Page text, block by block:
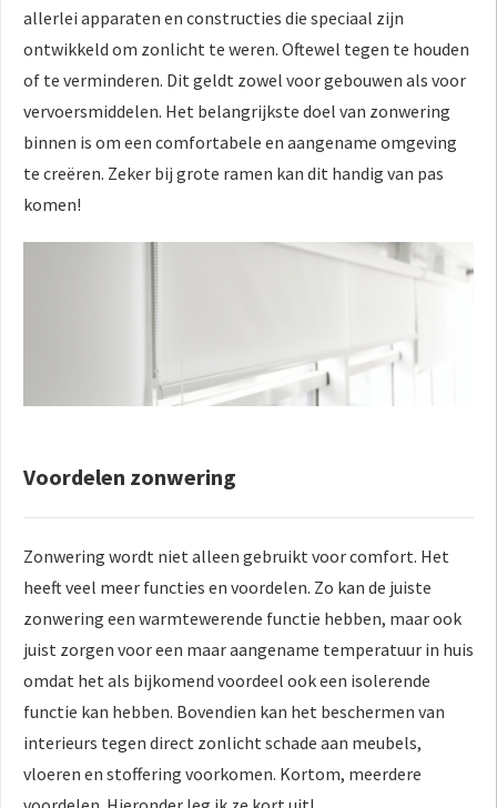
allerlei apparaten en constructies die speciaal zijn
ontwikkeld om zonlicht te weren. Oftewel tegen te houden
of te verminderen. Dit geldt zowel voor gebouwen als voor
vervoersmiddelen. Het belangrijkste doel van zonwering
binnen is om een comfortabele en aangename omgeving
te creëren. Zeker bij grote ramen kan dit handig van pas
komen!
Voordelen zonwering
Zonwering wordt niet alleen gebruikt voor comfort. Het
heeft veel meer functies en voordelen. Zo kan de juiste
zonwering een warmtewerende functie hebben, maar ook
juist zorgen voor een maar aangename temperatuur in huis
omdat het als bijkomend voordeel ook een isolerende
functie kan hebben. Bovendien kan het beschermen van
interieurs tegen direct zonlicht schade aan meubels,
vloeren en stoffering voorkomen. Kortom, meerdere